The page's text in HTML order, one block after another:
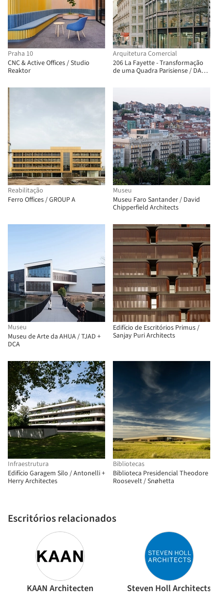
Praha 10
CNC & Active Offices / Studio
Reaktor
Arquitetura Comercial
206 La Fayette - Transformação
de uma Quadra Parisiense / DATA
Reabilitação
Ferro Offices / GROUP A
Museu
Museu Faro Santander / David
Chipperfield Architects
Museu
Museu de Arte da AHUA / TJAD +
DCA
Edifício de Escritórios Primus /
Sanjay Puri Architects
Infraestrutura
Edifício Garagem Silo / Antonelli +
Herry Architectes
Escritórios relacionados
KAAN Architecten Steven Holl Architects
Bibliotecas
Biblioteca Presidencial Theodore
Roosevelt / Snøhetta